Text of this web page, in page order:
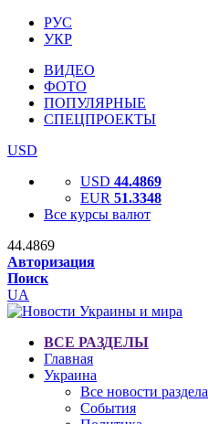
РУС
УКР
ВИДЕО
ФОТО
ПОПУЛЯРНЫЕ
СПЕЦПРОЕКТЫ
USD
USD 44.4869
EUR 51.3348
Все курсы валют
44.4869
Авторизация
Поиск
UA
ВСЕ РАЗДЕЛЫ
Главная
Украина
Все новости раздела
События